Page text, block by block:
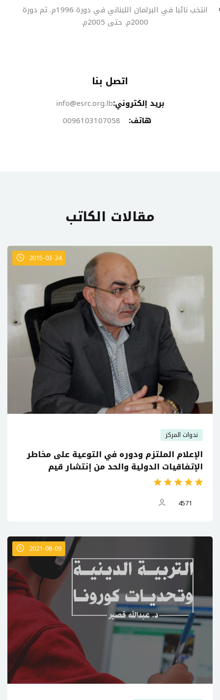
انتخب نائبا في البرلمان اللبناني في دورة 1996م. ثم دورة
2000م. حتى 2005م.
اتصل بنا
بريد إلكتروني:info@esrc.org.lb
هاتف:
مقالات الكاتب
2015-03-24
ندوات المركز
الإعلام الملتزم ودوره في التوعية على مخاطر
الإتفاقيات الدولية والحد من إنتشار قيم
العولمة.
4571
2021-08-09